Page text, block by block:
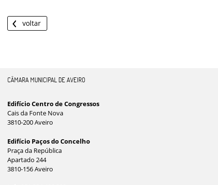
voltar
CÂMARA MUNICIPAL DE AVEIRO
Edifício Centro de Congressos
Cais da Fonte Nova
3810-200 Aveiro
Edifício Paços do Concelho
Praça da República
Apartado 244
3810-156 Aveiro